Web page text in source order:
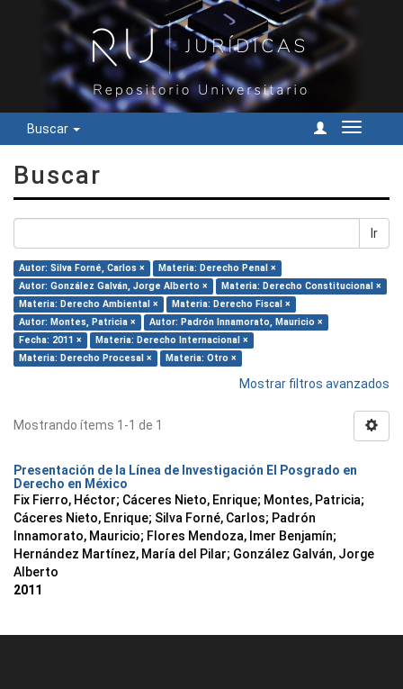
Buscar
Cambiar
Buscar
Ir
Autor: Silva Forné, Carlos ×
Materia: Derecho Penal ×
Autor: González Galván, Jorge Alberto ×
Materia: Derecho Constitucional ×
Materia: Derecho Ambiental ×
Materia: Derecho Fiscal ×
Autor: Montes, Patricia ×
Autor: Padrón Innamorato, Mauricio ×
Fecha: 2011 ×
Materia: Derecho Internacional ×
Materia: Derecho Procesal ×
Materia: Otro ×
Mostrar filtros avanzados
Mostrando ítems 1-1 de 1
Presentación de la Línea de Investigación El Posgrado en
Derecho en México
Fix Fierro, Héctor; Cáceres Nieto, Enrique; Montes, Patricia;
Cáceres Nieto, Enrique; Silva Forné, Carlos; Padrón
Innamorato, Mauricio; Flores Mendoza, Imer Benjamín;
Hernández Martínez, María del Pilar; González Galván, Jorge
Alberto
2011